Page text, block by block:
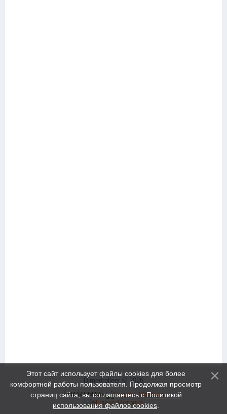
Dimedrolleer © 2026
Этот сайт использует файлы cookies для более
комфортной работы пользователя. Продолжая просмотр
страниц сайта, вы соглашаетесь сПолитикой
использования файлов cookies